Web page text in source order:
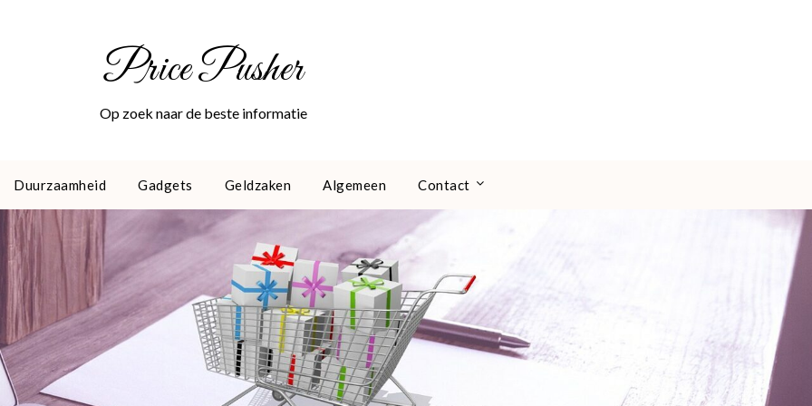
Price Pusher
Op zoek naar de beste informatie
Duurzaamheid Gadgets Geldzaken Algemeen Contact